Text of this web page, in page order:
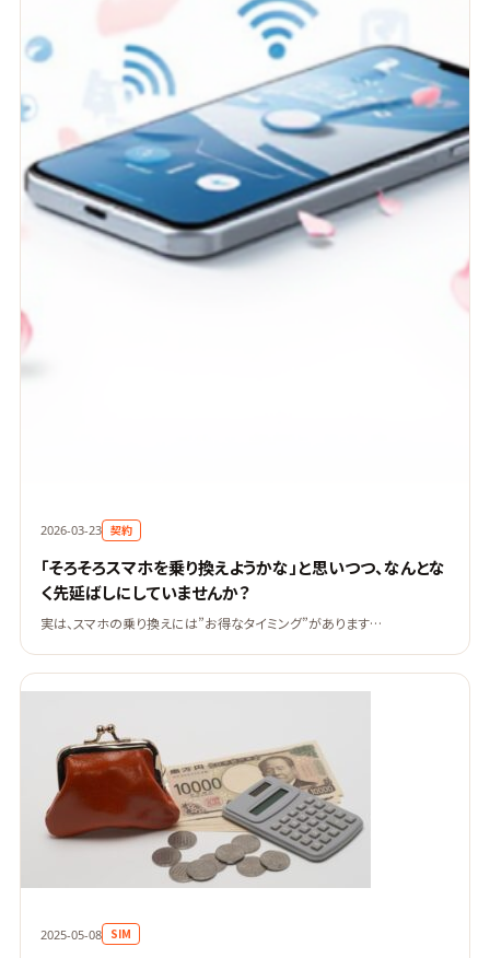
2026-03-23 契約
「そろそろスマホを乗り換えようかな」と思いつつ、なんとな
く先延ばしにしていませんか？
実は、スマホの乗り換えには”お得なタイミング”があります…
2025-05-08 SIM